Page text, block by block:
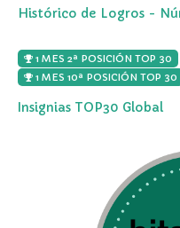
Histórico de Logros -
1 MES 2ª POSICIÓN TOP 30
1 MES 10ª POSICIÓN TOP 30
Insignias TOP30 Global